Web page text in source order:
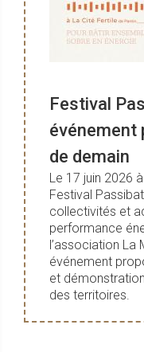
Festival
événement
de demain
Le 17 juin 2026
Festival
collectivités et
performance
l’association La
événement
et
des territoires.